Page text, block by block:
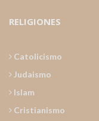
RELIGIONES
Catolicismo
Judaismo
Islam
Cristianismo